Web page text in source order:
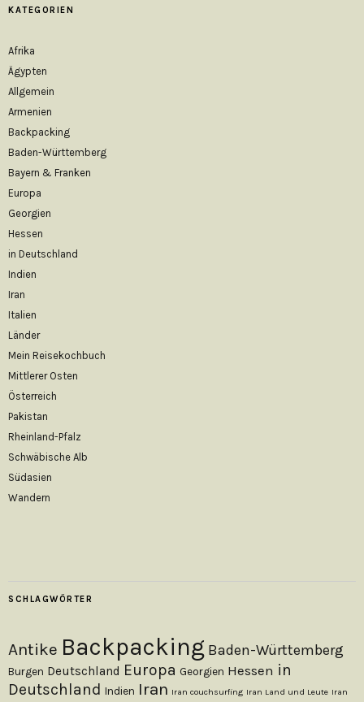
KATEGORIEN
Afrika
Ägypten
Allgemein
Armenien
Backpacking
Baden-Württemberg
Bayern & Franken
Europa
Georgien
Hessen
in Deutschland
Indien
Iran
Italien
Länder
Mein Reisekochbuch
Mittlerer Osten
Österreich
Pakistan
Rheinland-Pfalz
Schwäbische Alb
Südasien
Wandern
SCHLAGWÖRTER
Antike Backpacking Baden-Württemberg
Burgen Deutschland Europa Georgien Hessen in
Deutschland Indien Iran Iran couchsurfing Iran Land und Leute Iran